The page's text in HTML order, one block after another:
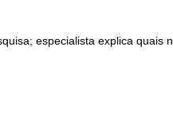
especialista explica quais